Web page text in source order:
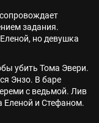
задания.
но девушка
убить Тома Эвери.
Энзо. В баре
с ведьмой. Лив
Еленой и Стефаном.